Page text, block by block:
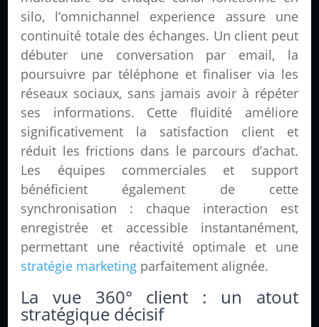
silo, l’omnichannel experience assure une
continuité totale des échanges. Un client peut
débuter une conversation par email, la
poursuivre par téléphone et finaliser via les
réseaux sociaux, sans jamais avoir à répéter
ses informations. Cette fluidité améliore
significativement la satisfaction client et
réduit les frictions dans le parcours d’achat.
Les équipes commerciales et support
bénéficient également de cette
synchronisation : chaque interaction est
enregistrée et accessible instantanément,
permettant une réactivité optimale et une
stratégie marketing parfaitement alignée.
La vue 360° client : un atout
stratégique décisif